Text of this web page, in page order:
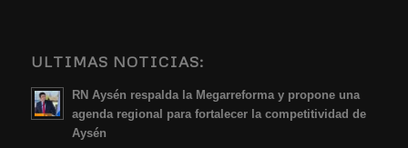
ULTIMAS NOTICIAS:
RN Aysén respalda la Megarreforma y propone una
agenda regional para fortalecer la competitividad de
Aysén